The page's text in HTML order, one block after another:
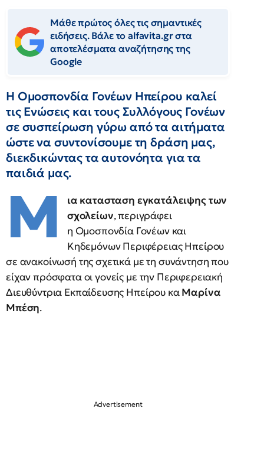
Μάθε πρώτος όλες τις σημαντικές
ειδήσεις. Βάλε το alfavita.gr στα
αποτελέσματα αναζήτησης της
Google
Η Ομοσπονδία Γονέων Ηπείρου καλεί
τις Ενώσεις και τους Συλλόγους Γονέων
σε συσπείρωση γύρω από τα αιτήματα
ώστε να συντονίσουμε τη δράση μας,
διεκδικώντας τα αυτονόητα για τα
παιδιά μας.
Μ
ια κατασταση εγκατάλειψης των
σχολείων, περιγράφει
η Ομοσπονδία Γονέων και
Κηδεμόνων Περιφέρειας Ηπείρου
σε ανακοίνωσή της σχετικά με τη συνάντηση που
είχαν πρόσφατα οι γονείς με την Περιφερειακή
Διευθύντρια Εκπαίδευσης Ηπείρου καΜαρίνα
Μπέση.